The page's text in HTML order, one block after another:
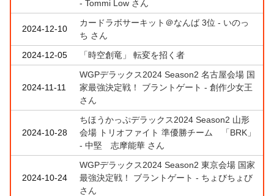
- Tommi Low さん
2024-12-10
カードラボサーキット＠なんば 3位 - いのっ
ち さん
2024-12-05
「時空創竜」 転変を招く者
2024-11-11
WGPデラックス2024 Season2 名古屋会場 国
家最強決定戦！ ブラントゲート - 創作少女王
さん
2024-10-28
ちほうかっぷデラックス2024 Season2 山形
会場 トリオファイト 準優勝チーム 「BRK」
- 中堅 志摩能華 さん
2024-10-24
WGPデラックス2024 Season2 東京会場 国家
最強決定戦！ ブラントゲート - ちょびちょび
さん